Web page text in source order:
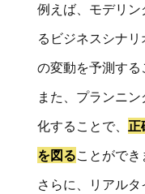
例えば、モデリ
るビジネスシナ
の変動を予測する
また、プランニ
化することで、正
を図ることができ
さらに、リアル